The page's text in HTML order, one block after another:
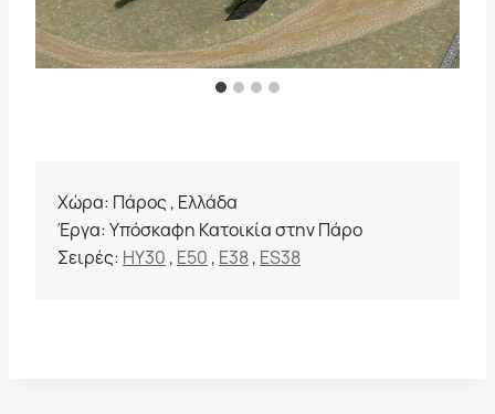
Χώρα: Πάρος , Ελλάδα
Έργα: Υπόσκαφη Κατοικία στην Πάρο
Σειρές: HY30 , E50 , E38, ES38